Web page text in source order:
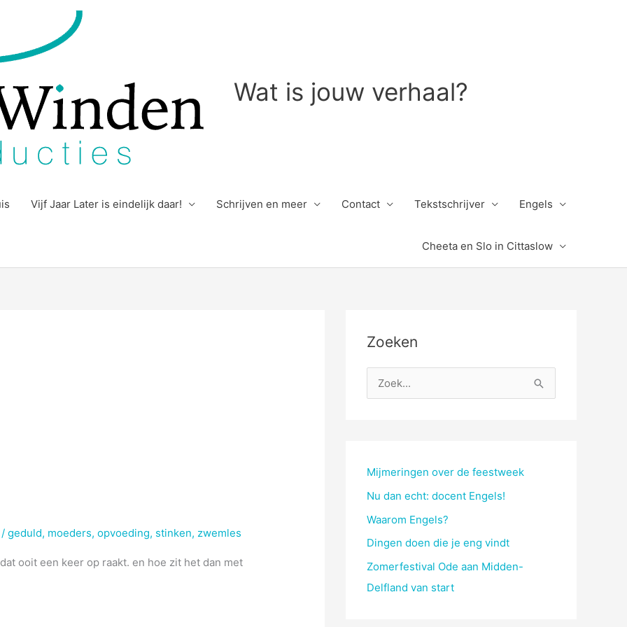
Wat is jouw verhaal?
Vijf Jaar Later is eindelijk daar! Schrijven en meer Contact Tekstschrijver Engels
Cheeta en Slo in Cittaslow
/geduld, moeders,opvoeding, stinken, zwemles
ooit een keer op raakt. en hoe zit het dan met
Zoeken
o
a
r
:
Mijmeringen over de feestweek
Nu dan echt: docent Engels!
Waarom Engels?
Dingen doen die je eng vindt
Zomerfestival Ode aan Midden-
Delfland van start